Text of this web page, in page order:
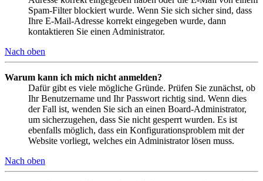
Spam-Filter blockiert wurde. Wenn Sie sich sicher sind, dass
Ihre E-Mail-Adresse korrekt eingegeben wurde, dann
kontaktieren Sie einen Administrator.
Nach oben
Warum kann ich mich nicht anmelden?
Dafür gibt es viele mögliche Gründe. Prüfen Sie zunächst, ob
Ihr Benutzername und Ihr Passwort richtig sind. Wenn dies
der Fall ist, wenden Sie sich an einen Board-Administrator,
um sicherzugehen, dass Sie nicht gesperrt wurden. Es ist
ebenfalls möglich, dass ein Konfigurationsproblem mit der
Website vorliegt, welches ein Administrator lösen muss.
Nach oben